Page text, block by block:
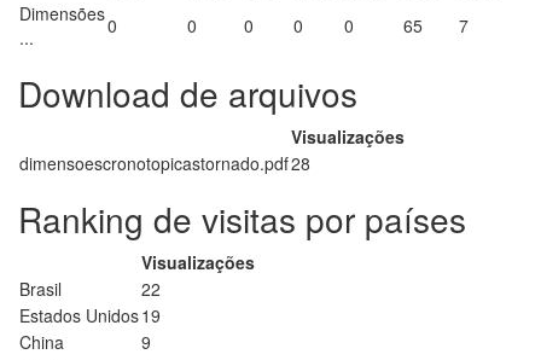
Dimensões
...
0 0 0 0 0 65 7
Download de arquivos
Visualizações
dimensoescronotopicastornado.pdf28
Ranking de visitas por países
Visualizações
Brasil
22
Estados Unidos19
China
9